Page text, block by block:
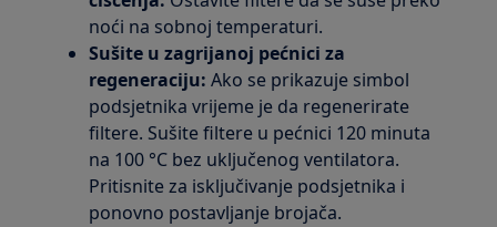
noći na sobnoj temperaturi.
Sušite u zagrijanoj pećnici za
regeneraciju:Ako se prikazuje simbol
podsjetnika vrijeme je da regenerirate
filtere. Sušite filtere u pećnici 120 minuta
na 100 °C bez uključenog ventilatora.
Pritisnite za isključivanje podsjetnika i
ponovno postavljanje brojača.